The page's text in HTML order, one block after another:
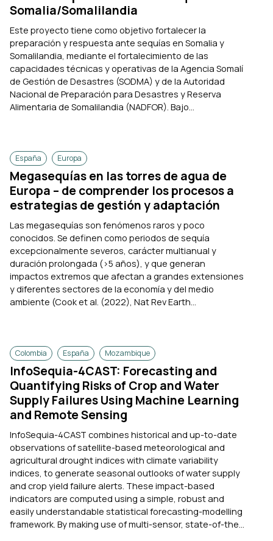
Somalia/Somalilandia
Este proyecto tiene como objetivo fortalecer la
preparación y respuesta ante sequías en Somalia y
Somalilandia, mediante el fortalecimiento de las
capacidades técnicas y operativas de la Agencia Somalí
de Gestión de Desastres (SODMA) y de la Autoridad
Nacional de Preparación para Desastres y Reserva
Alimentaria de Somalilandia (NADFOR). Bajo...
España Europa
Megasequías en las torres de agua de
Europa – de comprender los procesos a
estrategias de gestión y adaptación
Las megasequías son fenómenos raros y poco
conocidos. Se definen como periodos de sequía
excepcionalmente severos, carácter multianual y
duración prolongada (>5 años), y que generan
impactos extremos que afectan a grandes extensiones
y diferentes sectores de la economía y del medio
ambiente (Cook et al. (2022), Nat Rev Earth...
Colombia España Mozambique
InfoSequia-4CAST: Forecasting and
Quantifying Risks of Crop and Water
Supply Failures Using Machine Learning
and Remote Sensing
InfoSequia-4CAST combines historical and up-to-date
observations of satellite-based meteorological and
agricultural drought indices with climate variability
indices, to generate seasonal outlooks of water supply
and crop yield failure alerts. These impact-based
indicators are computed using a simple, robust and
easily understandable statistical forecasting-modelling
framework. By making use of multi-sensor, state-of-the...